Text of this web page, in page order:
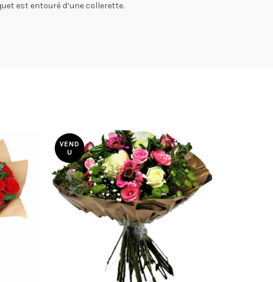
est entouré d’une collerette.
VEND
U